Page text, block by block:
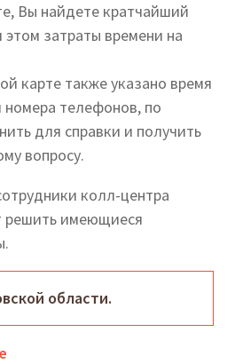
Вы найдете кратчайший
затраты времени на
карте также указано время
телефонов, по
для справки и получить
вопросу.
колл-центра
решить имеющиеся
области.